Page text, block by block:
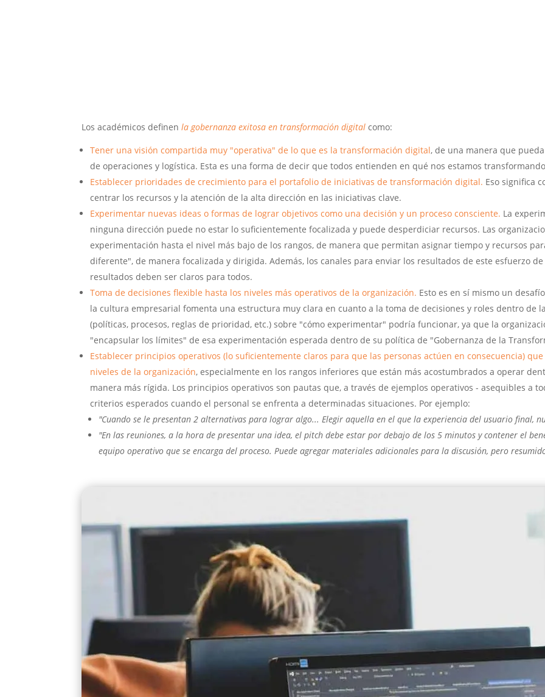
Los académicos definenla gobernanza exitosa en transformación digital como:
Tener una visión compartida muy "operativa" de lo que es la transformación digital, de una manera que
de operaciones y logística. Esta es una forma de decir que todos entienden en qué nos estamos
Establecer prioridades de crecimiento para el portafolio de iniciativas de transformación digital. Eso significa
centrar los recursos y la atención de la alta dirección en las iniciativas clave.
Experimentar nuevas ideas o formas de lograr objetivos como una decisión y un proceso consciente. La
ninguna dirección puede no estar lo suficientemente focalizada y puede desperdiciar recursos. Las
experimentación hasta el nivel más bajo de los rangos, de manera que permitan asignar tiempo y recursos
diferente", de manera focalizada y dirigida. Además, los canales para enviar los resultados de este esfuerzo
resultados deben ser claros para todos.
Toma de decisiones flexible hasta los niveles más operativos de la organización. Esto es en sí mismo un
la cultura empresarial fomenta una estructura muy clara en cuanto a la toma de decisiones y roles dentro de
(políticas, procesos, reglas de prioridad, etc.) sobre "cómo experimentar" podría funcionar, ya que la
"encapsular los límites" de esa experimentación esperada dentro de su política de "Gobernanza de la
Establecer principios operativos (lo suficientemente claros para que las personas actúen en consecuencia)
niveles de la organización, especialmente en los rangos inferiores que están más acostumbrados a operar
manera más rígida. Los principios operativos son pautas que, a través de ejemplos operativos - asequibles a
criterios esperados cuando el personal se enfrenta a determinadas situaciones. Por ejemplo:
"Cuando se le presentan 2 alternativas para lograr algo... Elegir aquella en el que la experiencia del usuario final,
"En las reuniones, a la hora de presentar una idea, el pitch debe estar por debajo de los 5 minutos y contener el
equipo operativo que se encarga del proceso. Puede agregar materiales adicionales para la discusión, pero